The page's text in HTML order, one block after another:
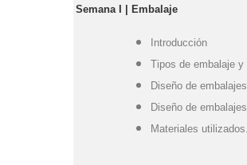
Semana I | Embalaje
Introducción
Tipos de embalaje
Diseño de
Diseño de
Materiales